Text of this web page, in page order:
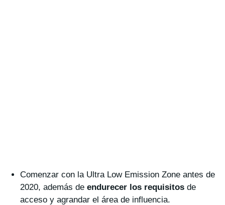
Comenzar con la Ultra Low Emission Zone antes de
2020, además de endurecer los requisitos de
acceso y agrandar el área de influencia.